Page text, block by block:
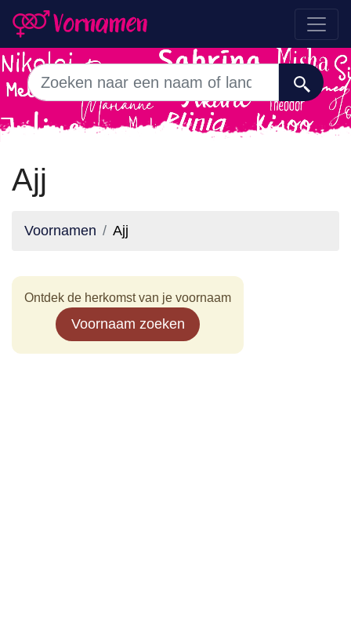
Ajj
Voornamen Ajj
Ontdek de herkomst van je voornaam
Voornaam zoeken